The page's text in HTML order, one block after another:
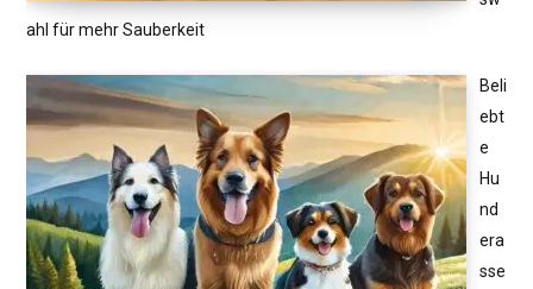
ahl für mehr Sauberkeit
Beli
ebt
e
Hu
nd
era
sse